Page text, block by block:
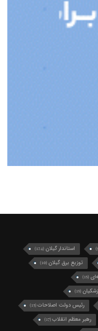
استاندار گیلان (124)
توزیع برق گیلان (10)
(15)
(15)
رئیس دولت اصلاحات(13)
رهبر معظم انقلاب(17)